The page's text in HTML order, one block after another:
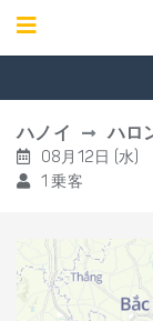
ハノイ ハロ
08月12日 (水)
1 乗客